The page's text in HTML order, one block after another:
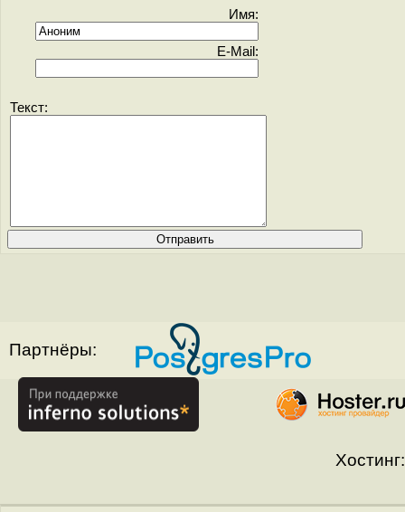
Имя:
E-Mail:
Текст:
Партнёры:
Хостинг: